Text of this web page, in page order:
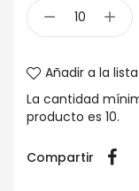
Añadir a la
La cantidad
producto es 10.
Compartir